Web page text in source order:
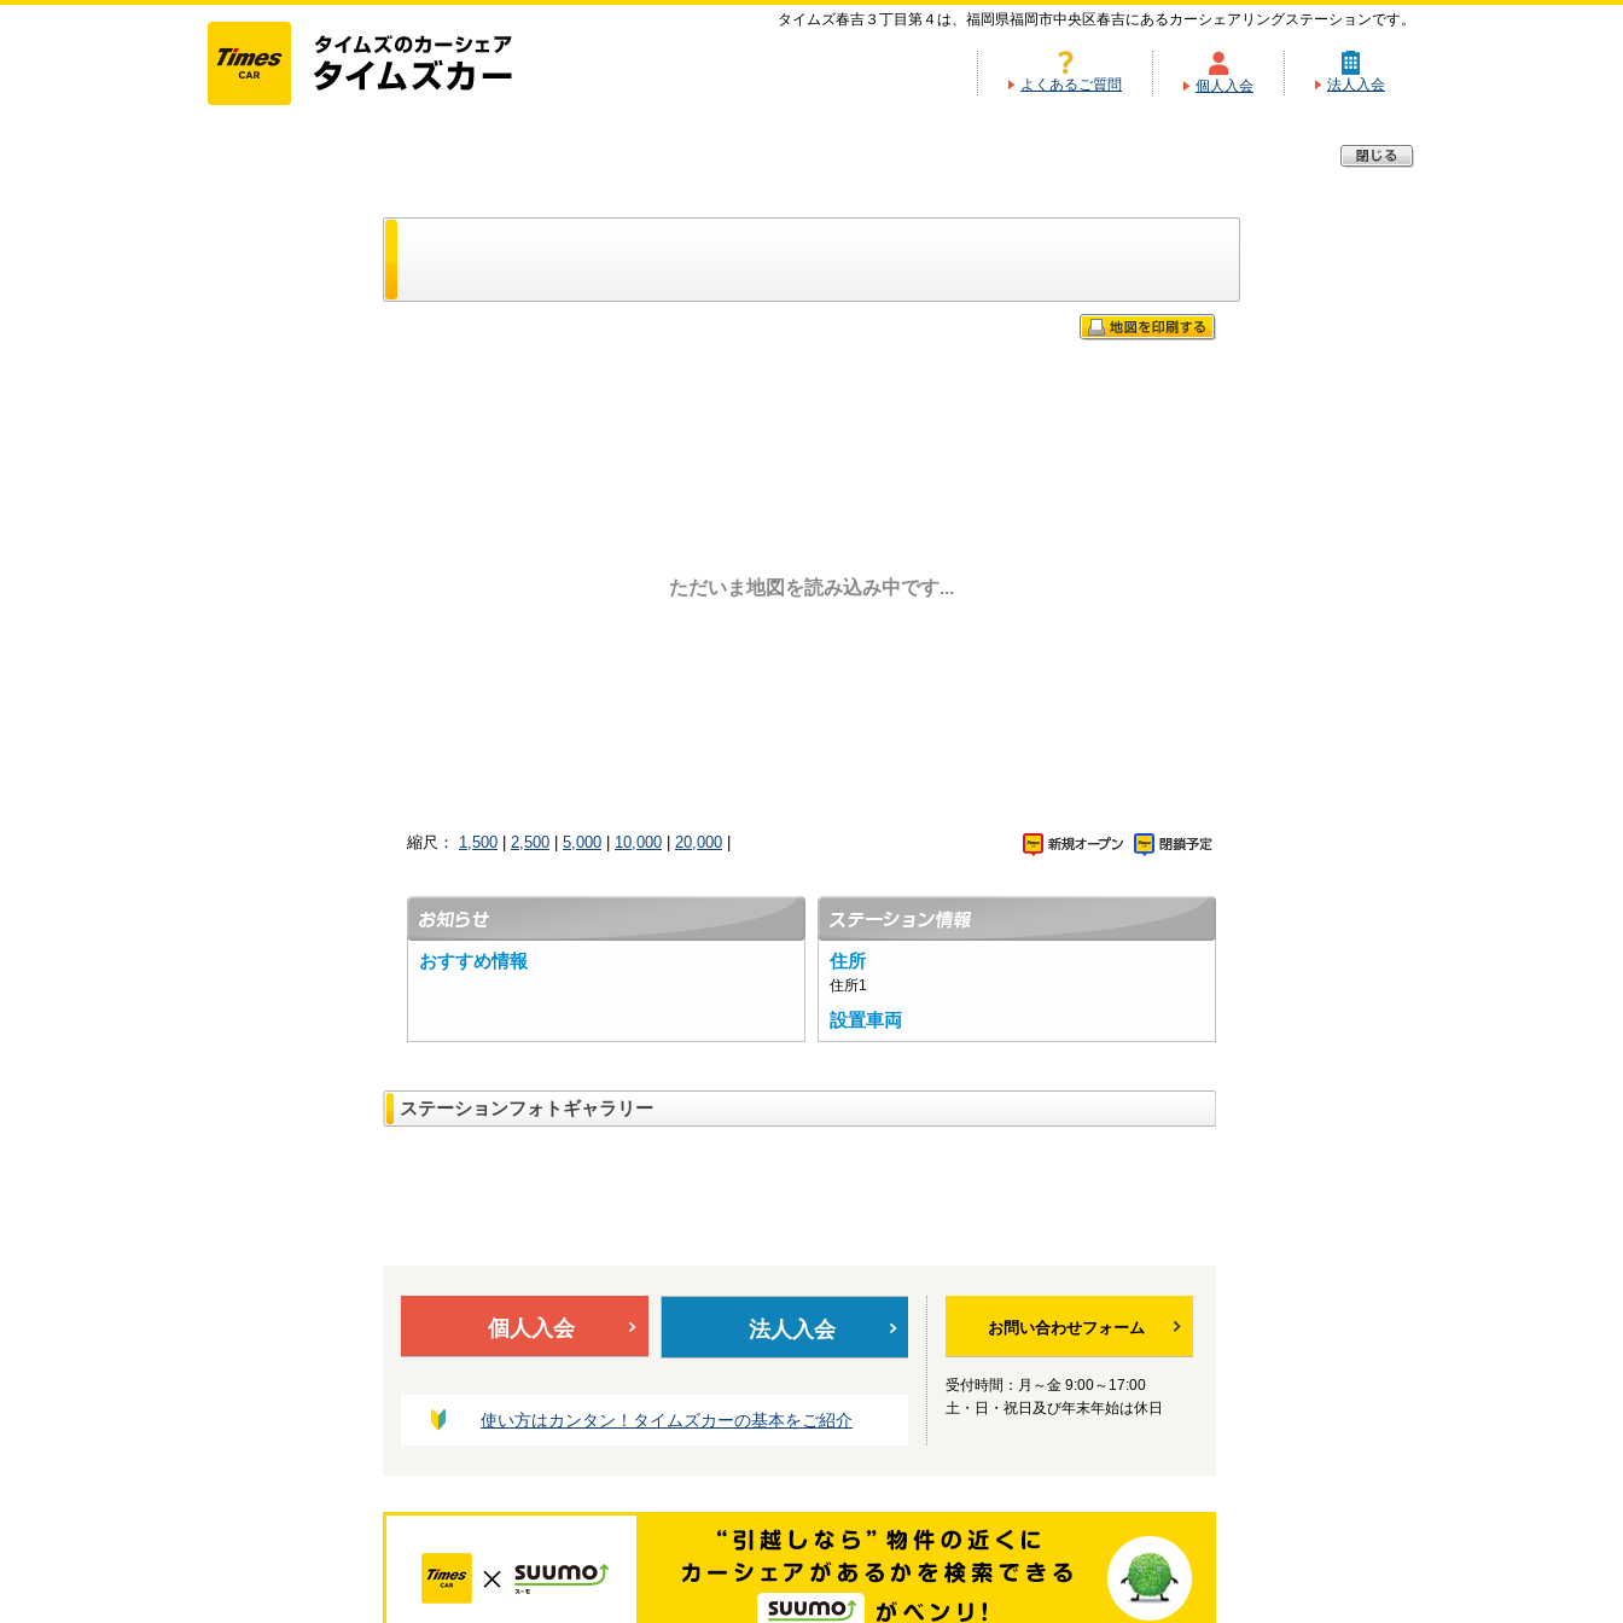
タイムズ春吉３丁目第４は、福岡県福岡市中央区春吉にあるカーシェアリングステーションです。
よくあるご質問 個人入会 法人入会
ただいま地図を読み込み中です...
縮尺： 1,500 2,500 5,000 10,000 20,000
おすすめ情報 住所
住所1
設置車両
ステーションフォトギャラリー
個人入会 法人入会
使い方はカンタン！タイムズカーの基本をご紹介
お問い合わせフォーム
受付時間：月～金 9:00～17:00
土・日・祝日及び年末年始は休日